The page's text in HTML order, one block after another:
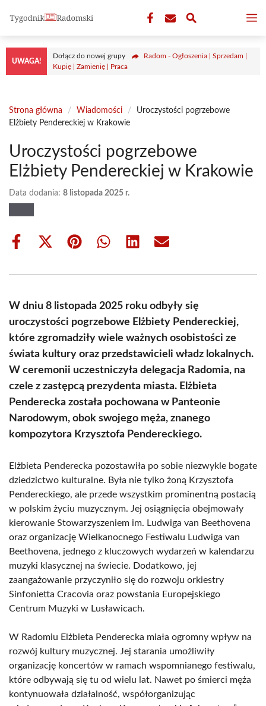
treści
UWAGA!
Dołącz do nowej grupy
Radom - Ogłoszenia | Sprzedam |
Kupię | Zamienię | Praca
Strona główna / Wiadomości /
Uroczystości pogrzebowe
Elżbiety Pendereckiej w Krakowie
Uroczystości pogrzebowe
Elżbiety Pendereckiej w Krakowie
Data dodania: 8 listopada 2025 r.
Share
Share
(Twitter)
Share Share Share Share
W dniu 8 listopada 2025 roku odbyły się
uroczystości pogrzebowe Elżbiety Pendereckiej,
które zgromadziły wiele ważnych osobistości ze
świata kultury oraz przedstawicieli władz lokalnych.
W ceremonii uczestniczyła delegacja Radomia, na
czele z zastępcą prezydenta miasta. Elżbieta
Penderecka została pochowana w Panteonie
Narodowym, obok swojego męża, znanego
kompozytora Krzysztofa Pendereckiego.
Elżbieta Penderecka pozostawiła po sobie niezwykle bogate
dziedzictwo kulturalne. Była nie tylko żoną Krzysztofa
Pendereckiego, ale przede wszystkim prominentną postacią
w polskim życiu muzycznym. Jej osiągnięcia obejmowały
kierowanie Stowarzyszeniem im. Ludwiga van Beethovena
oraz organizację Wielkanocnego Festiwalu Ludwiga van
Beethovena, jednego z kluczowych wydarzeń w kalendarzu
muzyki klasycznej na świecie. Dodatkowo, jej
zaangażowanie przyczyniło się do rozwoju orkiestry
Sinfonietta Cracovia oraz powstania Europejskiego
Centrum Muzyki w Lusławicach.
W Radomiu Elżbieta Penderecka miała ogromny wpływ na
rozwój kultury muzycznej. Jej starania umożliwiły
organizację koncertów w ramach wspomnianego festiwalu,
które odbywają się tu od wielu lat. Nawet po śmierci męża
kontynuowała działalność, współorganizując